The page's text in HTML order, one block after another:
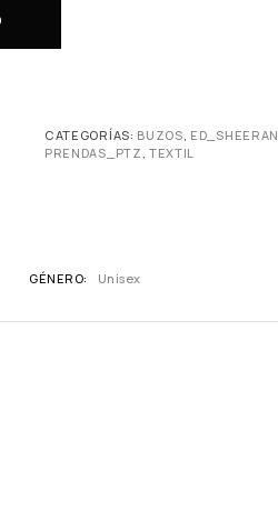
CATEGORÍAS: BUZOS, ED_SHEERAN
PRENDAS_PTZ , TEXTIL
GÉNERO Unisex